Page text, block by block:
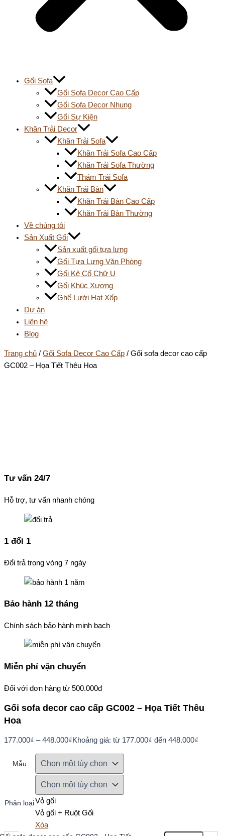
Gối Sofa
Gối Sofa Decor Cao Cấp
Gối Sofa Decor Nhung
Gối Sự Kiện
Khăn Trải Decor
Khăn Trải Sofa
Khăn Trải Sofa Cao Cấp
Khăn Trải Sofa Thường
Thảm Trải Sofa
Khăn Trải Bàn
Khăn Trải Bàn Cao Cấp
Khăn Trải Bàn Thường
Về chúng tôi
Sản Xuất Gối
Sản xuất gối tựa lưng
Gối Tựa Lưng Văn Phòng
Gối Kê Cổ Chữ U
Gối Khúc Xương
Ghế Lười Hạt Xốp
Dự án
Liên hệ
Blog
Trang chủ / Gối Sofa Decor Cao Cấp / Gối sofa decor cao cấp
GC002 – Họa Tiết Thêu Hoa
Tư vấn 24/7
Hỗ trợ, tư vấn nhanh chóng
1 đổi 1
Đổi trả trong vòng 7 ngày
Bảo hành 12 tháng
Chính sách bảo hành minh bạch
Miễn phí vận chuyển
Đối với đơn hàng từ 500.000đ
Gối sofa decor cao cấp GC002 – Họa Tiết Thêu
Hoa
177.000₫ – 448.000₫Khoảng giá: từ 177.000₫ đến 448.000₫
Mẫu
Phân loạiVỏ gối
Vỏ gối + Ruột Gối
Xóa